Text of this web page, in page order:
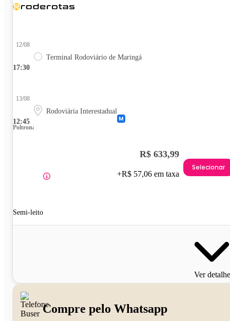
17:30
12/08
Terminal Rodoviário de Maringá
12:45
13/08
Rodoviária Interestadual
Poltrona
Semi-leito
R$ 633,99
+R$ 57,06 em taxa
Selecionar
Ver
Compre pelo Whatsapp